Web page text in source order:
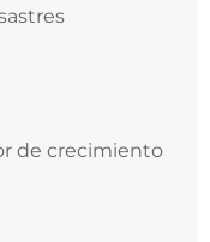
de crecimiento